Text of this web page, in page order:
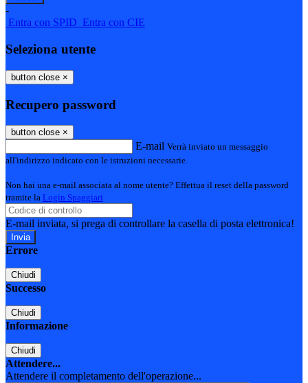
-
Entra con SPID Entra con CIE
Seleziona utente
button close ×
Recupero password
button close ×
E-mail Verrà inviato un messaggio
all'indirizzo indicato con le istruzioni necessarie.
Non hai una e-mail associata al nome utente? Effettua il reset della password
tramite la Login Spaggiari
E-mail inviata, si prega di controllare la casella di posta elettronica!
Errore
Chiudi
Successo
Chiudi
Informazione
Chiudi
Attendere...
Attendere il completamento dell'operazione...